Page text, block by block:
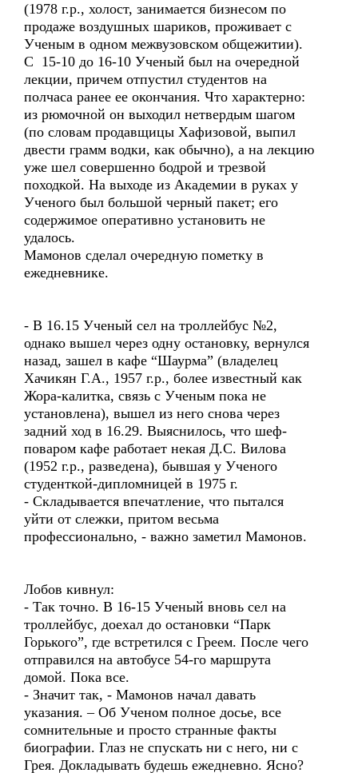
(1978 г.р., холост, занимается бизнесом по
продаже воздушных шариков, проживает с
Ученым в одном межвузовском общежитии).
С 15-10 до 16-10 Ученый был на очередной
лекции, причем отпустил студентов на
полчаса ранее ее окончания. Что характерно:
из рюмочной он выходил нетвердым шагом
(по словам продавщицы Хафизовой, выпил
двести грамм водки, как обычно), а на лекцию
уже шел совершенно бодрой и трезвой
походкой. На выходе из Академии в руках у
Ученого был большой черный пакет; его
содержимое оперативно установить не
удалось.
Мамонов сделал очередную пометку в
ежедневнике.
- В 16.15 Ученый сел на троллейбус №2,
однако вышел через одну остановку, вернулся
назад, зашел в кафе “Шаурма” (владелец
Хачикян Г.А., 1957 г.р., более известный как
Жора-калитка, связь с Ученым пока не
установлена), вышел из него снова через
задний ход в 16.29. Выяснилось, что шеф-
поваром кафе работает некая Д.С. Вилова
(1952 г.р., разведена), бывшая у Ученого
студенткой-дипломницей в 1975 г.
- Складывается впечатление, что пытался
уйти от слежки, притом весьма
профессионально, - важно заметил Мамонов.
Лобов кивнул:
- Так точно. В 16-15 Ученый вновь сел на
троллейбус, доехал до остановки “Парк
Горького”, где встретился с Греем. После чего
отправился на автобусе 54-го маршрута
домой. Пока все.
- Значит так, - Мамонов начал давать
указания. – Об Ученом полное досье, все
сомнительные и просто странные факты
биографии. Глаз не спускать ни с него, ни с
Грея. Докладывать будешь ежедневно. Ясно?